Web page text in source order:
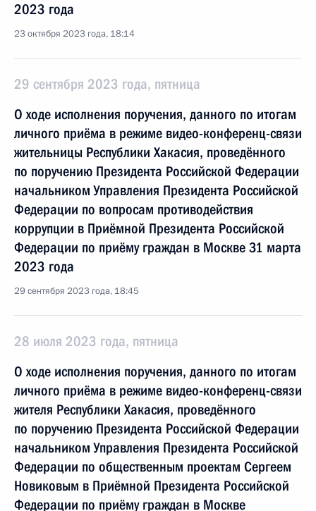
2023 года
23 октября 2023 года, 18:14
29 сентября 2023 года, пятница
О ходе исполнения поручения, данного по итогам
личного приёма в режиме видео-конференц-связи
жительницы Республики Хакасия, проведённого
по поручению Президента Российской Федерации
начальником Управления Президента Российской
Федерации по вопросам противодействия
коррупции в Приёмной Президента Российской
Федерации по приёму граждан в Москве 31 марта
2023 года
29 сентября 2023 года, 18:45
28 июля 2023 года, пятница
О ходе исполнения поручения, данного по итогам
личного приёма в режиме видео-конференц-связи
жителя Республики Хакасия, проведённого
по поручению Президента Российской Федерации
начальником Управления Президента Российской
Федерации по общественным проектам Сергеем
Новиковым в Приёмной Президента Российской
Федерации по приёму граждан в Москве